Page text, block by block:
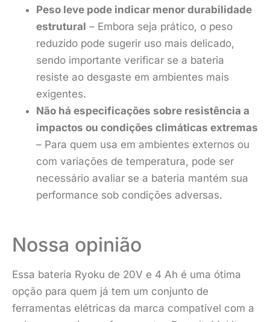
Peso leve pode indicar menor durabilidade
estrutural – Embora seja prático, o peso
reduzido pode sugerir uso mais delicado,
sendo importante verificar se a bateria
resiste ao desgaste em ambientes mais
exigentes.
Não há especificações sobre resistência a
impactos ou condições climáticas extremas
– Para quem usa em ambientes externos ou
com variações de temperatura, pode ser
necessário avaliar se a bateria mantém sua
performance sob condições adversas.
Nossa opinião
Essa bateria Ryoku de 20V e 4 Ah é uma ótima
opção para quem já tem um conjunto de
ferramentas elétricas da marca compatível com a